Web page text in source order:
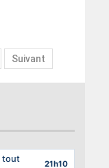
Suivant